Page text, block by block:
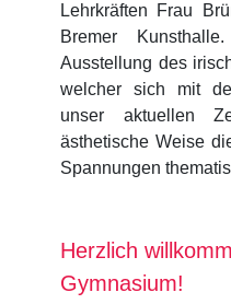
Lehrkräften Frau
Bremer
Ausstellung des
welcher sich mit
unser aktuellen
ästhetische Weise
Spannungen
Herzlich
Gymnasium!